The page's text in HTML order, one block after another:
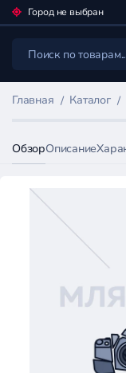
Город не выбран
Каталог
Главная Каталог
ОбзорОписание